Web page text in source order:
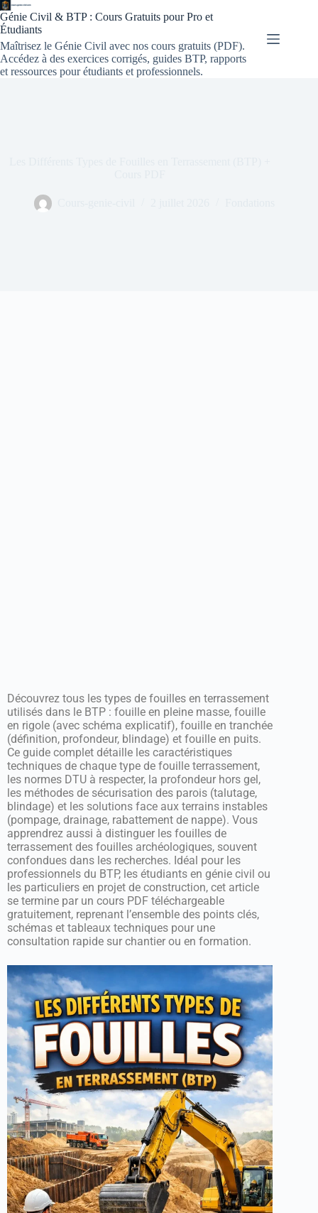
Génie Civil & BTP : Cours Gratuits pour Pro et
Étudiants
Maîtrisez le Génie Civil avec nos cours gratuits (PDF).
Accédez à des exercices corrigés, guides BTP, rapports
et ressources pour étudiants et professionnels.
Découvrez tous les types de fouilles en terrassement
utilisés dans le BTP : fouille en pleine masse, fouille
en rigole (avec schéma explicatif), fouille en tranchée
(définition, profondeur, blindage) et fouille en puits.
Ce guide complet détaille les caractéristiques
techniques de chaque type de fouille terrassement,
les normes DTU à respecter, la profondeur hors gel,
les méthodes de sécurisation des parois (talutage,
blindage) et les solutions face aux terrains instables
(pompage, drainage, rabattement de nappe). Vous
apprendrez aussi à distinguer les fouilles de
terrassement des fouilles archéologiques, souvent
confondues dans les recherches. Idéal pour les
professionnels du BTP, les étudiants en génie civil ou
les particuliers en projet de construction, cet article
se termine par un cours PDF téléchargeable
gratuitement, reprenant l’ensemble des points clés,
schémas et tableaux techniques pour une
consultation rapide sur chantier ou en formation.